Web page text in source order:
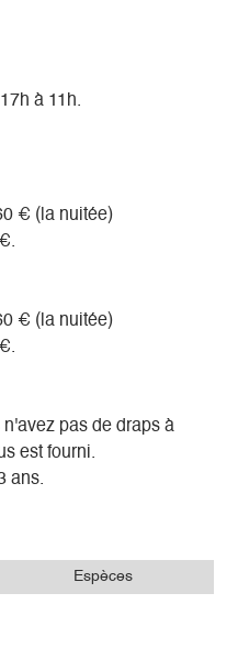
à 11h.
€ (la nuitée)
€ (la nuitée)
n'avez pas de draps à
est fourni.
ans.
Espèces